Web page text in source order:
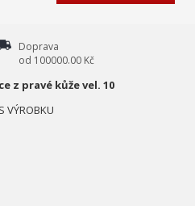
Doprava
od 100000.00 Kč
z pravé kůže vel. 10
VÝROBKU
z pravé kůže
obratnosti a pocitu prstu